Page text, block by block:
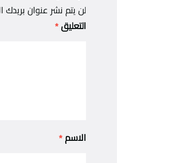
لن يتم نشر عنوان بريدك
التعليق *
الاسم *